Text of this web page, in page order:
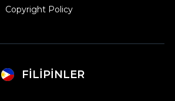
Copyright Policy‎
FILIPINLER